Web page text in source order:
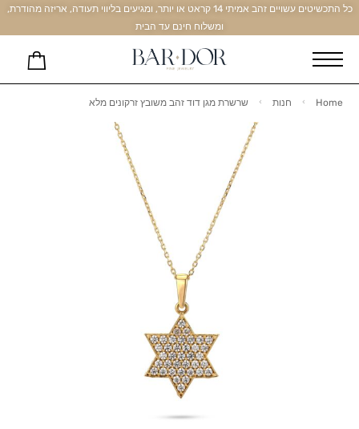
כל התכשיטים עשויים זהב אמיתי 14 קראט או יותר, ומגיעים בליווי תעודה, אריזה מהודרת,
ומשלוח חינם עד הבית
Home חנות שרשרת מגן דוד זהב משובץ זרקונים מלא